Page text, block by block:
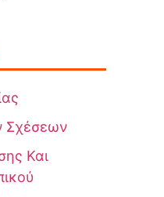
Σχέσεων
Και